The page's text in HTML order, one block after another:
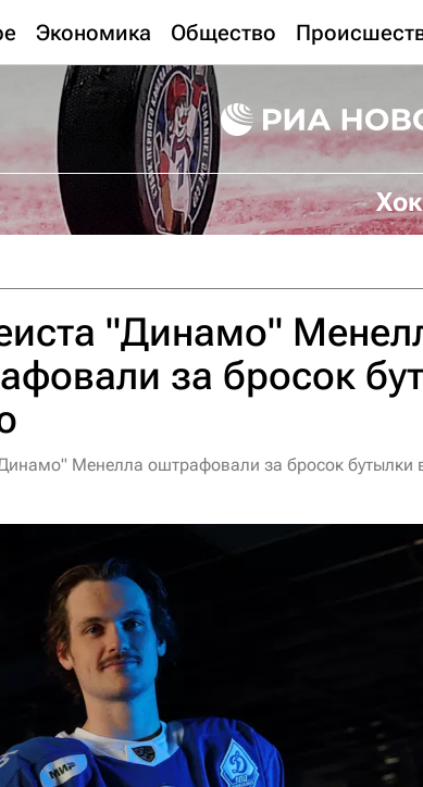
Экономика Общество
"Динамо"
за бросок
Менелла оштрафовали за бросок бутылки